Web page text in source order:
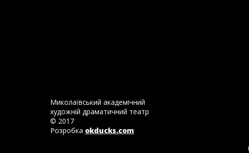
Миколаївський академічний
художній драматичний театр
© 2017
Розробка okducks.com